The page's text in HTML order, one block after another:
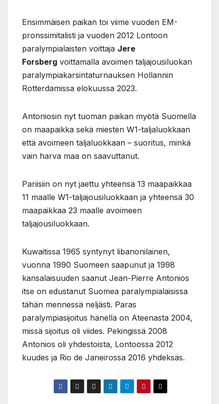
Ensimmäisen paikan toi viime vuoden EM-
pronssimitalisti ja vuoden 2012 Lontoon
paralympialaisten voittaja Jere
Forsberg voittamalla avoimen taljajousiluokan
paralympiakarsintaturnauksen Hollannin
Rotterdamissa elokuussa 2023.
Antoniosin nyt tuoman paikan myötä Suomella
on maapaikka sekä miesten W1-taljaluokkaan
että avoimeen taljaluokkaan – suoritus, minkä
vain harva maa on saavuttanut.
Pariisiin on nyt jaettu yhteensä 13 maapaikkaa
11 maalle W1-taljajousiluokkaan ja yhteensä 30
maapaikkaa 23 maalle avoimeen
taljajousiluokkaan.
Kuwaitissa 1965 syntynyt libanonilainen,
vuonna 1990 Suomeen saapunut ja 1998
kansalaisuuden saanut Jean-Pierre Antonios
itse on edustanut Suomea paralympialaisissa
tähän mennessä neljästi. Paras
paralympiasijoitus hänellä on Ateenasta 2004,
missä sijoitus oli viides. Pekingissä 2008
Antonios oli yhdestoista, Lontoossa 2012
kuudes ja Rio de Janeirossa 2016 yhdeksäs.